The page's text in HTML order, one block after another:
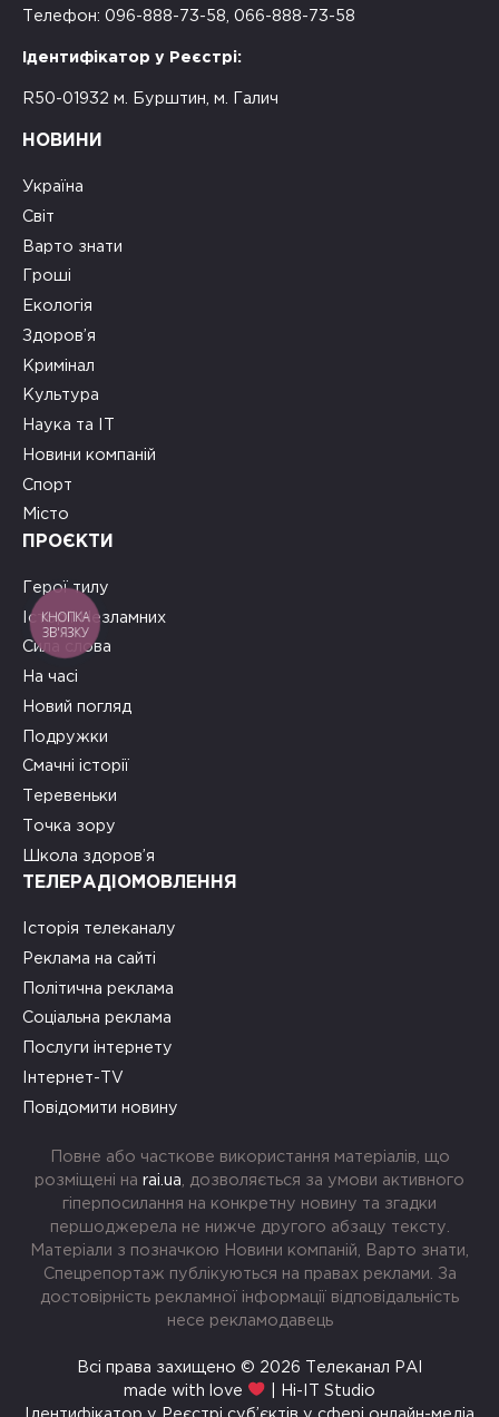
Телефон: 096-888-73-58, 066-888-73-58
Ідентифікатор у Реєстрі:
R50-01932 м. Бурштин, м. Галич
НОВИНИ
Україна
Світ
Варто знати
Гроші
Екологія
Здоров’я
Кримінал
Культура
Наука та ІТ
Новини компаній
Спорт
Місто
ПРОЄКТИ
Герої тилу
Історії Незламних
Сила слова
На часі
Новий погляд
Подружки
Смачні історії
Теревеньки
Точка зору
Школа здоров’я
ТЕЛЕРАДІОМОВЛЕННЯ
Історія телеканалу
Реклама на сайті
Політична реклама
Соціальна реклама
Послуги інтернету
Інтернет-TV
Повідомити новину
Повне або часткове використання матеріалів, що
розміщені на rai.ua , дозволяється за умови активного
гіперпосилання на конкретну новину та згадки
першоджерела не нижче другого абзацу тексту.
Матеріали з позначкою Новини компаній, Варто знати,
Спецрепортаж публікуються на правах реклами. За
достовірність рекламної інформації відповідальність
несе рекламодавець
Всі права захищено © 2026 Телеканал РАІ
made with love
| Hi-IT Studio
Ідентифікатор у Реєстрі суб’єктів у сфері онлайн-медіа
КНОПКА
ЗВ'ЯЗКУ